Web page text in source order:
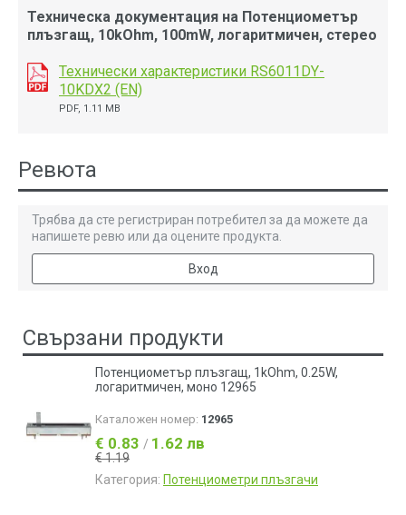
Техническа документация на Потенциометър
плъзгащ, 10kOhm, 100mW, логаритмичен, стерео
Технически характеристики RS6011DY-
10KDX2 (EN)
PDF, 1.11 MB
Ревюта
Трябва да сте регистриран потребител за да можете да
напишете ревю или да оцените продукта.
Вход
Свързани продукти
Потенциометър плъзгащ, 1kOhm, 0.25W,
логаритмичен, моно 12965
Каталожен номер: 12965
€ 0.83 / 1.62 лв
€ 1.19
Категория: Потенциометри плъзгачи